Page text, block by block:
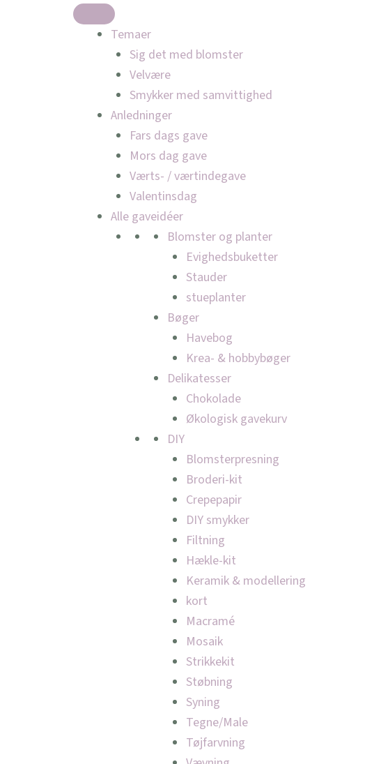
Temaer
Sig det med blomster
Velvære
Smykker med samvittighed
Anledninger
Fars dags gave
Mors dag gave
Værts- / værtindegave
Valentinsdag
Alle gaveidéer
Blomster og planter
Evighedsbuketter
Stauder
stueplanter
Bøger
Havebog
Krea- & hobbybøger
Delikatesser
Chokolade
Økologisk gavekurv
DIY
Blomsterpresning
Broderi-kit
Crepepapir
DIY smykker
Filtning
Hækle-kit
Keramik & modellering
kort
Macramé
Mosaik
Strikkekit
Støbning
Syning
Tegne/Male
Tøjfarvning